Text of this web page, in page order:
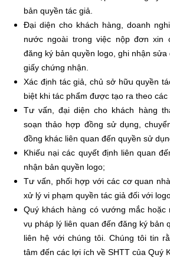
bản quyền tác giả.
Đại diện cho khách hàng, doanh
nước ngoài trong việc nộp đơn xin
đăng ký bản quyền logo, ghi nhận sửa
giấy chứng nhận.
Xác định tác giả, chủ sở hữu quyền
biệt khi tác phẩm được tạo ra theo
Tư vấn, đại diện cho khách hàng
soạn thảo hợp đồng sử dụng,
đồng khác liên quan đến quyền sử
Khiếu nại các quyết định liên quan
nhận bản quyền logo;
Tư vấn, phối hợp với các cơ quan
xử lý vi phạm quyền tác giả đối với
Quý khách hàng có vướng mắc hoặc
vụ pháp lý liên quan đến đăng ký bản
liên hệ với chúng tôi. Chúng tôi tin
tâm đến các lợi ích về SHTT của Quý